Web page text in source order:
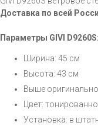
Доставка по всей
Параметры GIVI D9260S:
Ширина: 45 см
Высота: 43 см
Выше
Цвет:
Установка: в